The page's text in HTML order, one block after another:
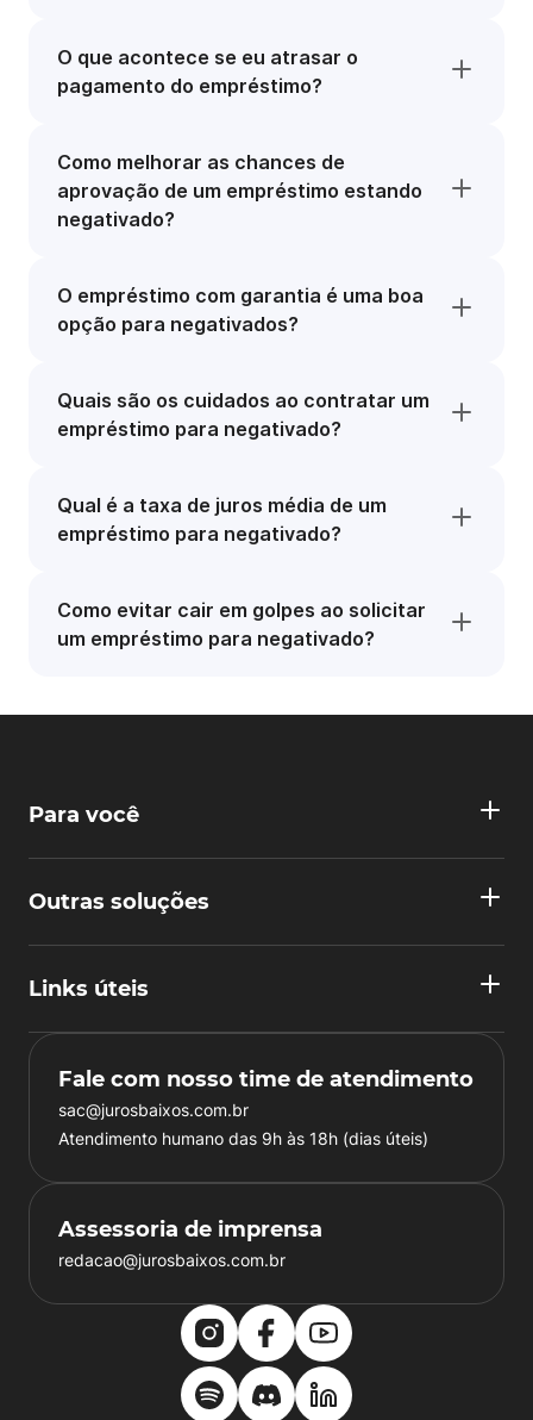
O que acontece se eu atrasar o
pagamento do empréstimo?
Como melhorar as chances de
aprovação de um empréstimo estando
negativado?
O empréstimo com garantia é uma boa
opção para negativados?
Quais são os cuidados ao contratar um
empréstimo para negativado?
Qual é a taxa de juros média de um
empréstimo para negativado?
Como evitar cair em golpes ao solicitar
um empréstimo para negativado?
Para você
Outras soluções
Links úteis
Fale com nosso time de atendimento
sac@jurosbaixos.com.br
Atendimento humano das 9h às 18h (dias úteis)
Assessoria de imprensa
redacao@jurosbaixos.com.br